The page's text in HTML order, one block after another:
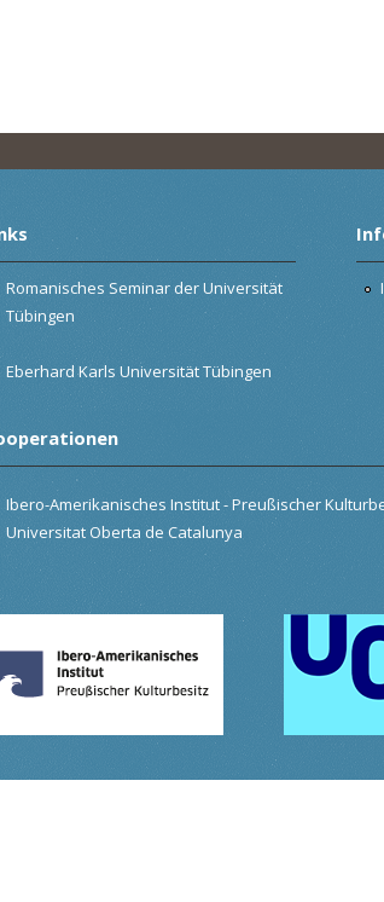
Romanisches Seminar der Universität
Tübingen
Eberhard Karls Universität Tübingen
Ibero-Amerikanisches Institut - Preußischer
Universitat Oberta de Catalunya